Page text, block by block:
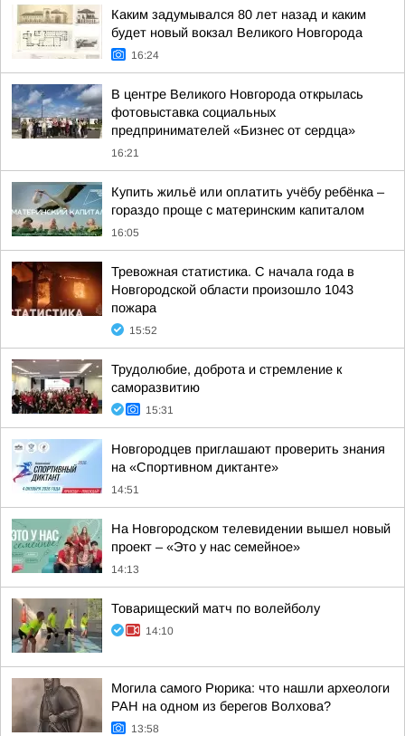
Каким задумывался 80 лет назад и каким
будет новый вокзал Великого Новгорода
16:24
В центре Великого Новгорода открылась
фотовыставка социальных
предпринимателей «Бизнес от сердца»
16:21
Купить жильё или оплатить учёбу ребёнка –
гораздо проще с материнским капиталом
16:05
Тревожная статистика. С начала года в
Новгородской области произошло 1043
пожара
15:52
Трудолюбие, доброта и стремление к
саморазвитию
15:31
Новгородцев приглашают проверить знания
на «Спортивном диктанте»
14:51
На Новгородском телевидении вышел новый
проект – «Это у нас семейное»
14:13
Товарищеский матч по волейболу
14:10
Могила самого Рюрика: что нашли археологи
РАН на одном из берегов Волхова?
13:58